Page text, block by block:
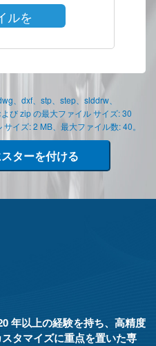
ルを
、dxf、stp、step、slddrw、
び zip の最大ファイル サイズ: 30
イズ: 2 MB、最大ファイル数: 40。
ターを付ける
年以上の経験を持ち、高精度
タマイズに重点を置いた専